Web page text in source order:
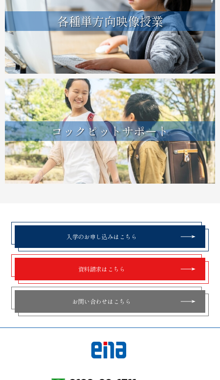
各種単方向映像授業
コックピットサポート
入学のお申し込みはこちら
資料請求はこちら
お問い合わせはこちら